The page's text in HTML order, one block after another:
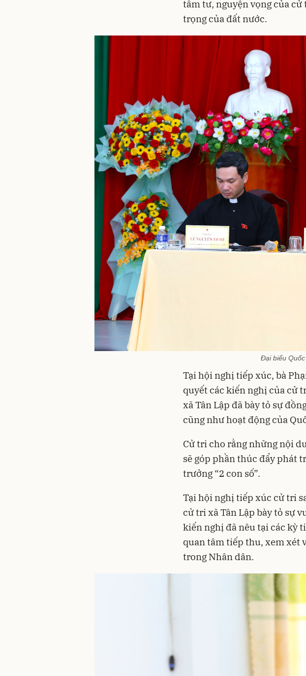
tâm tư, nguyện vọng của
trọng của đất nước.
Đại biểu
Tại hội nghị tiếp xúc, bà
quyết các kiến nghị của cử
xã Tân Lập đã bày tỏ sự
cũng như hoạt động của
Cử tri cho rằng những nội
sẽ góp phần thúc đẩy phát
trưởng “2 con số”.
Tại hội nghị tiếp xúc cử tri
cử tri xã Tân Lập bày tỏ sự
kiến nghị đã nêu tại các kỳ
quan tâm tiếp thu, xem xét
trong Nhân dân.